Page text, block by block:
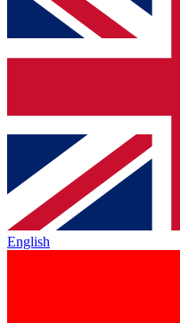
English